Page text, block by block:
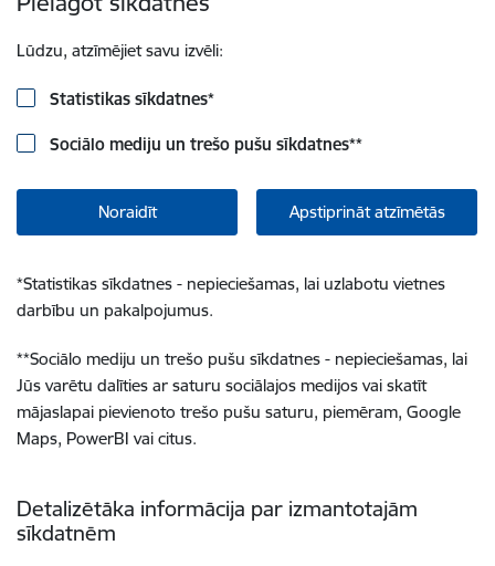
Lūdzu, atzīmējiet savu izvēli:
Statistikas sīkdatnes*
Sociālo mediju un trešo pušu sīkdatnes**
Noraidīt Apstiprināt atzīmētās
*Statistikas sīkdatnes - nepieciešamas, lai uzlabotu vietnes
darbību un pakalpojumus.
**Sociālo mediju un trešo pušu sīkdatnes - nepieciešamas, lai
Jūs varētu dalīties ar saturu sociālajos medijos vai skatīt
mājaslapai pievienoto trešo pušu saturu, piemēram, Google
Maps, PowerBI vai citus.
Detalizētāka informācija par izmantotajām
sīkdatnēm